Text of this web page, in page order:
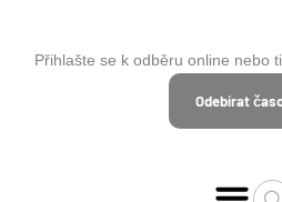
Přihlašte se k odběru online nebo
Odebírat